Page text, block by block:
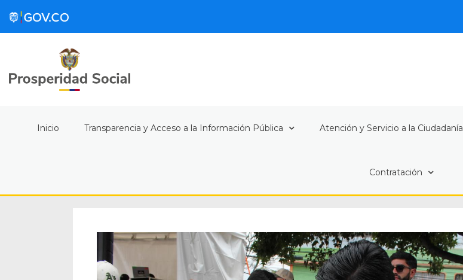
Inicio Transparencia y Acceso a la Información Pública Atención y Servicio a la Ciudadanía
Contratación